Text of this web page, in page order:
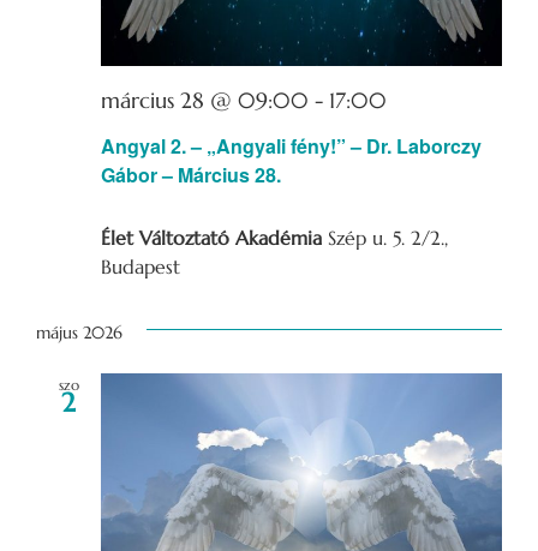
Angyal 2. – „Angyali fény!” – Dr. Laborczy
Gábor – Március 28.
március 28 @ 09:00 - 17:00
Élet Változtató Akadémia Szép u. 5. 2/2.,
Budapest
május 2026
szo
2